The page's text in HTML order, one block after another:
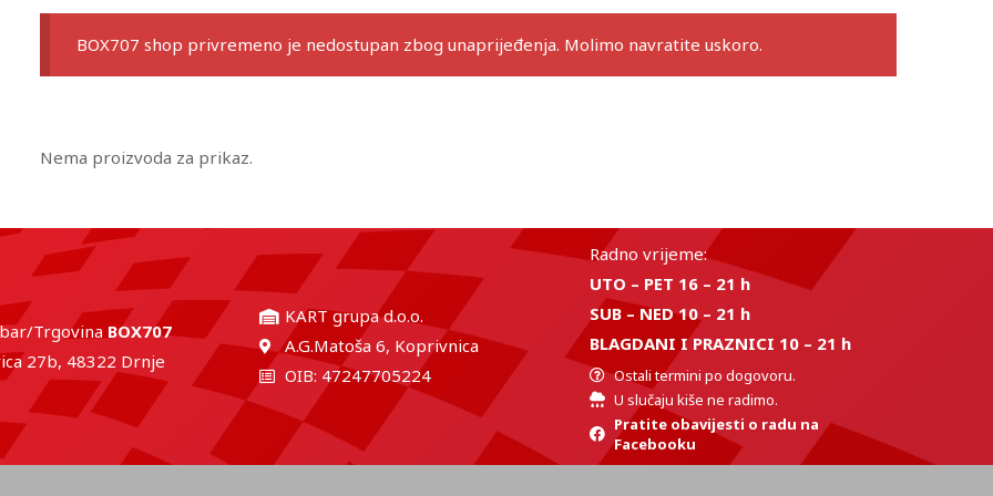
BOX707 shop privremeno je nedostupan zbog unaprijeđenja. Molimo navratite uskoro.
Nema proizvoda za prikaz.
Trgovina BOX707
27b, 48322 Drnje
KART grupa d.o.o.
A.G.Matoša 6, Koprivnica
OIB: 47247705224
Radno vrijeme:
UTO – PET 16 – 21 h
SUB – NED 10 – 21 h
BLAGDANI I PRAZNICI 10 – 21 h
Ostali termini po dogovoru.
U slučaju kiše ne radimo.
Pratite obavijesti o radu na
Facebooku